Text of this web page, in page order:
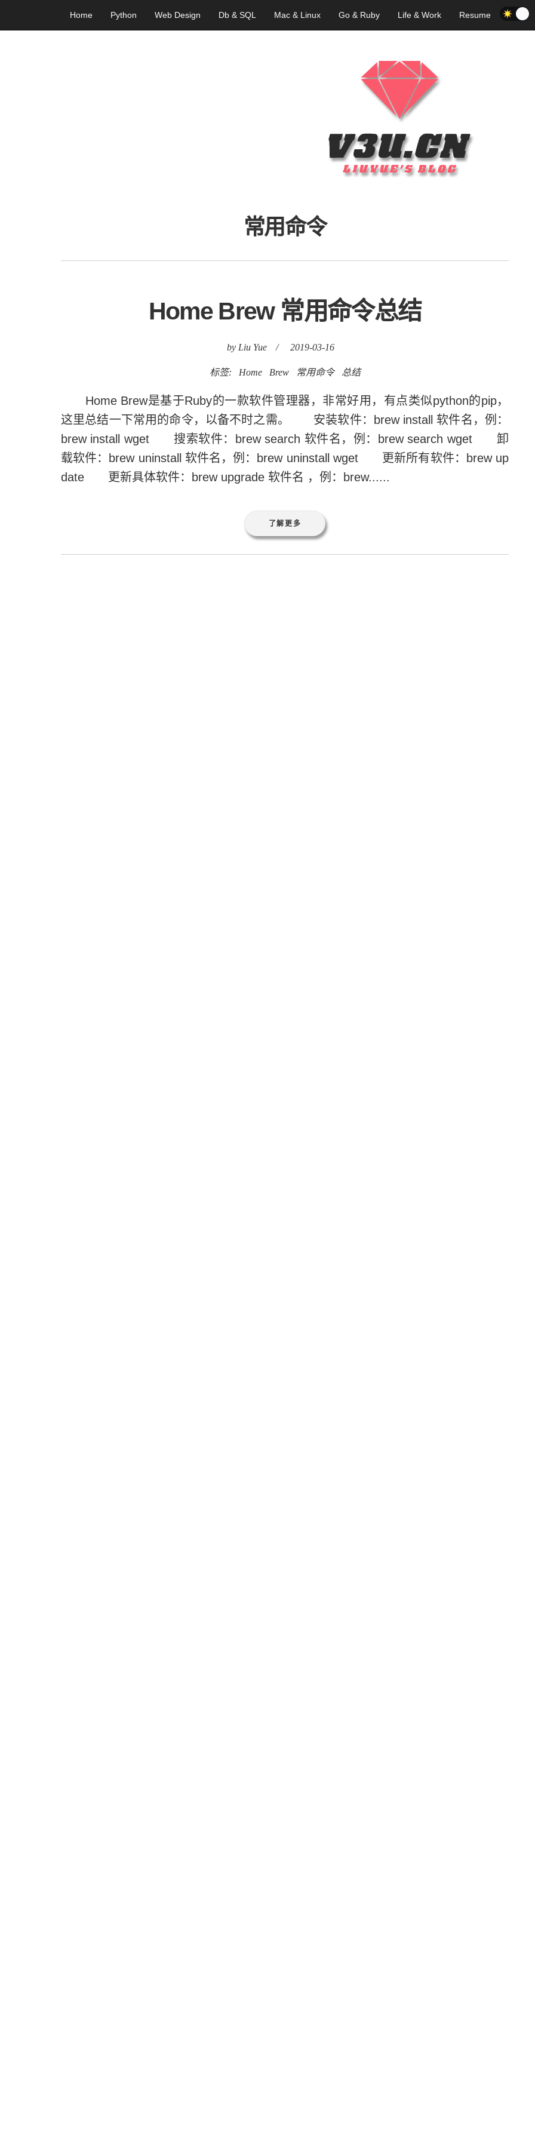
Home Python Web Design Db & SQL Mac & Linux Go & Ruby Life & Work Resume
常用命令
Home Brew 常用命令总结
by Liu Yue / 2019-03-16
标签: Home Brew 常用命令 总结
Home Brew是基于Ruby的一款软件管理器，非常好用，有点类似python的pip，
这里总结一下常用的命令，以备不时之需。 安装软件：brew install 软件名，例：
brew install wget 搜索软件：brew search 软件名，例：brew search wget 卸
载软件：brew uninstall 软件名，例：brew uninstall wget 更新所有软件：brew up
date 更新具体软件：brew upgrade 软件名 ，例：brew......
了解更多